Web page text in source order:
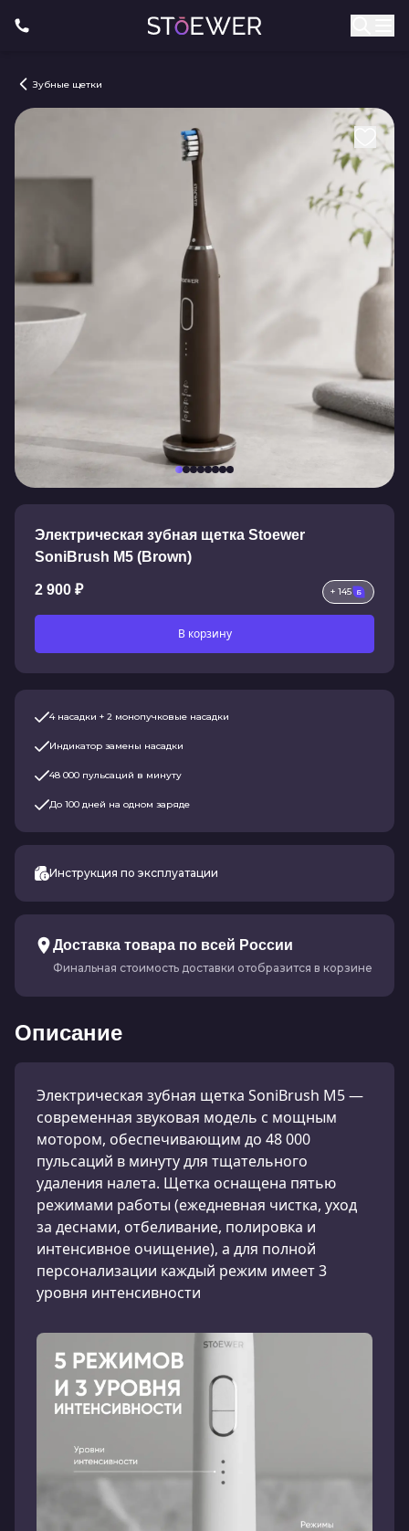
Зубные щетки
Электрическая зубная щетка Stoewer
SoniBrush M5 (Brown)
2 900 ₽ + 145
В корзину
4 насадки + 2 монопучковые насадки
Индикатор замены насадки
48 000 пульсаций в минуту
До 100 дней на одном заряде
Инструкция по эксплуатации
Доставка товара по всей России
Финальная стоимость доставки отобразится в корзине
Описание
Электрическая зубная щетка SoniBrush M5 —
современная звуковая модель с мощным
мотором, обеспечивающим до 48 000
пульсаций в минуту для тщательного
удаления налета. Щетка оснащена пятью
режимами работы (ежедневная чистка, уход
за деснами, отбеливание, полировка и
интенсивное очищение), а для полной
персонализации каждый режим имеет 3
уровня интенсивности